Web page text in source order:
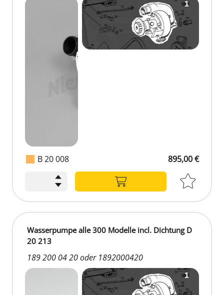
B 20 008 895,00 €
Wasserpumpe alle 300 Modelle incl. Dichtung D
20 213
189 200 04 20 oder 1892000420